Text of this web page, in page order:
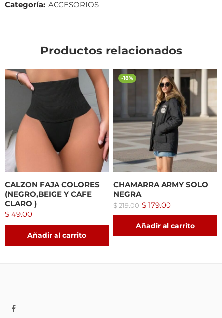
Categoría: ACCESORIOS
Productos relacionados
CALZON FAJA COLORES
(NEGRO,BEIGE Y CAFE
CLARO )
$ 49.00
Añadir al carrito
-18%
CHAMARRA ARMY SOLO
NEGRA
$219.00 $ 179.00
Añadir al carrito